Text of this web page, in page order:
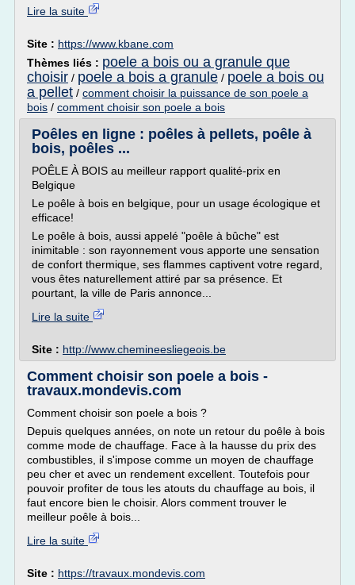
Lire la suite
Site : https://www.kbane.com
Thèmes liés : poele a bois ou a granule que
choisir / poele a bois a granule / poele a bois ou
a pellet / comment choisir la puissance de son poele a
bois / comment choisir son poele a bois
Poêles en ligne : poêles à pellets, poêle à
bois, poêles ...
POÊLE À BOIS au meilleur rapport qualité-prix en
Belgique
Le poêle à bois en belgique, pour un usage écologique et
efficace!
Le poêle à bois, aussi appelé "poêle à bûche" est
inimitable : son rayonnement vous apporte une sensation
de confort thermique, ses flammes captivent votre regard,
vous êtes naturellement attiré par sa présence. Et
pourtant, la ville de Paris annonce...
Lire la suite
Site : http://www.chemineesliegeois.be
Comment choisir son poele a bois -
travaux.mondevis.com
Comment choisir son poele a bois ?
Depuis quelques années, on note un retour du poêle à bois
comme mode de chauffage. Face à la hausse du prix des
combustibles, il s'impose comme un moyen de chauffage
peu cher et avec un rendement excellent. Toutefois pour
pouvoir profiter de tous les atouts du chauffage au bois, il
faut encore bien le choisir. Alors comment trouver le
meilleur poêle à bois...
Lire la suite
Site : https://travaux.mondevis.com